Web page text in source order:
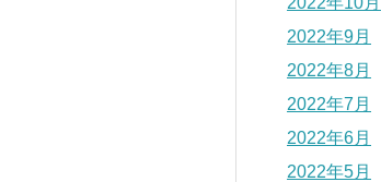
2022年9月
2022年8月
2022年7月
2022年6月
2022年5月